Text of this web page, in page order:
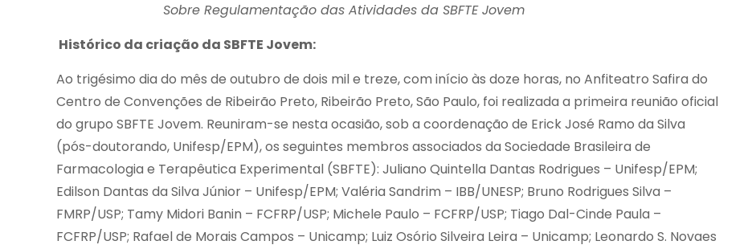
Sobre Regulamentação das Atividades da SBFTE Jovem
Histórico da criação da SBFTE Jovem:
Ao trigésimo dia do mês de outubro de dois mil e treze, com início às doze horas, no Anfiteatro Safira do
Centro de Convenções de Ribeirão Preto, Ribeirão Preto, São Paulo, foi realizada a primeira reunião oficial
do grupo SBFTE Jovem. Reuniram-se nesta ocasião, sob a coordenação de Erick José Ramo da Silva
(pós-doutorando, Unifesp/EPM), os seguintes membros associados da Sociedade Brasileira de
Farmacologia e Terapêutica Experimental (SBFTE): Juliano Quintella Dantas Rodrigues – Unifesp/EPM;
Edilson Dantas da Silva Júnior – Unifesp/EPM; Valéria Sandrim – IBB/UNESP; Bruno Rodrigues Silva –
FMRP/USP; Tamy Midori Banin – FCFRP/USP; Michele Paulo – FCFRP/USP; Tiago Dal-Cinde Paula –
FCFRP/USP; Rafael de Morais Campos – Unicamp; Luiz Osório Silveira Leira – Unicamp; Leonardo S. Novaes